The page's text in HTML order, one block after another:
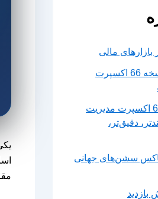
مالی
امکانات جدید نسخه 66 اکسپرت
معرفی نسخه 65 اکسپرت مدیریت
دقیق‌تر،
باکس سشن‌های جهانی
بازدید